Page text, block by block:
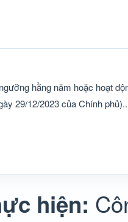
hằng năm hoặc hoạt
29/12/2023 của Chính
hiện: